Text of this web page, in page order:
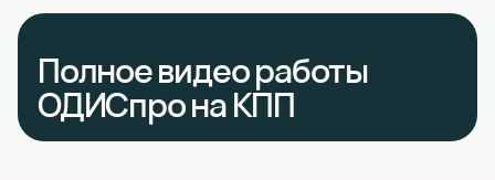
Полное видео работы
ОДИСпро на КПП